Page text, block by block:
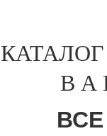
В А